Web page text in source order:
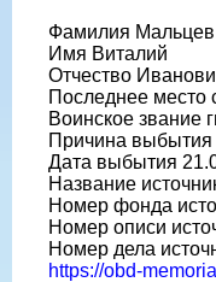
Фамилия Мальцев
Имя Виталий
Отчество
Последнее место
Воинское звание
Причина выбытия
Дата выбытия
Название
Номер фонда
Номер описи
Номер дела
https://obd-